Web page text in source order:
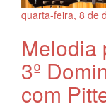
quarta-feira, 8 de
Melodia
3º
com